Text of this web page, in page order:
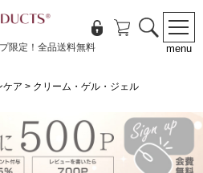
menu
限定！全品送料無料
ケア
クリーム・ゲル・ジェル